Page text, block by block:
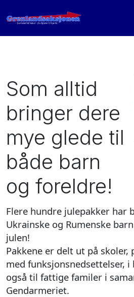
Som alltid
bringer dere
mye glede til
både barn
og foreldre!
Flere hundre julepakker har
Ukrainske og Rumenske
julen!
Pakkene er delt ut på skoler,
med funksjonsnedsettelser, i
også til fattige familer i
Gendarmeriet.